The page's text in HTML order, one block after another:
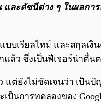
และดัชนีต่าง ๆ ในผล
บบเรียลไทม์ และสกุลเ
ล้ว ซึ่งเป็นฟีเจอร์น่าตื่น
แต่ยังไม่ชัดเจนว่า เป็น
ป็นการทดลองของ